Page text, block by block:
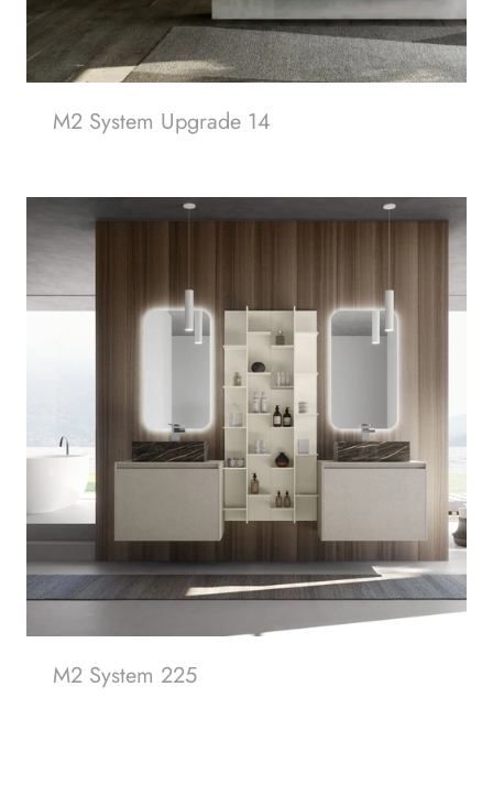
M2 System Upgrade 14
M2 System 225